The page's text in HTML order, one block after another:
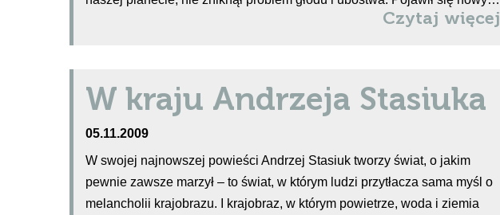
Czytaj więcej
W kraju Andrzeja Stasiuka
05.11.2009
W swojej najnowszej powieści Andrzej Stasiuk tworzy świat, o jakim
pewnie zawsze marzył – to świat, w którym ludzi przytłacza sama myśl o
melancholii krajobrazu. I krajobraz, w którym powietrze, woda i ziemia